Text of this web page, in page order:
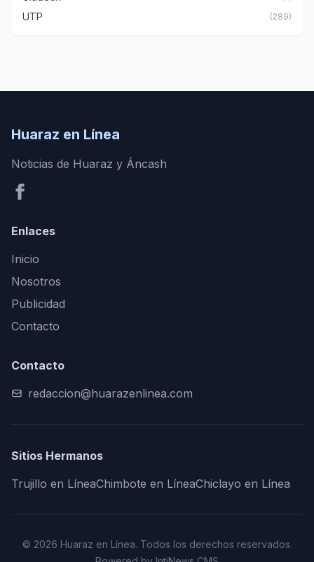
UTP (289)
Huaraz en Línea
Noticias de Huaraz y Áncash
Enlaces
Inicio
Nosotros
Publicidad
Contacto
Contacto
redaccion@huarazenlinea.com
Sitios Hermanos
Trujillo en LíneaChimbote en LíneaChiclayo en Línea
© 2026 Huaraz en Línea. Todos los derechos reservados.